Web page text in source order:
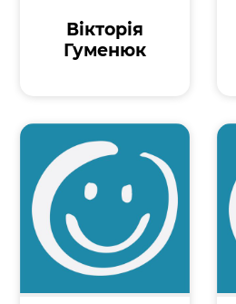
Вікторія
Гуменюк